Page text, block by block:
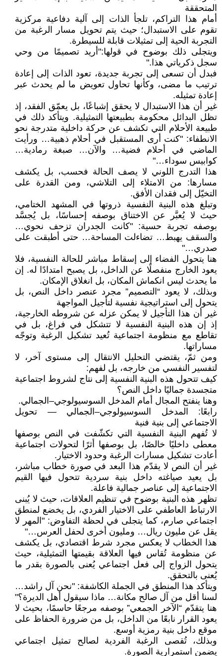
المتحققة
أمام هذا التراكم، تلجأ الذات إلى آلية دفاعية مركزية
تقوم على الاستبدال؛ حيث يتم تحويل مسار الرغبة من
التجربة الحية إلى تمثيلات قابلة للسيطرة.
ويتجلى ذلك بوضوح في قولها:"أريد تصميمًا من وحي
سجل ذكرياتي هذا."
فبدل أن تسعى إلى تجربة جديدة، تعود الذات إلى إعادة
ترتيب ما مضى، وكأنها تحاول تعويض ما لم يحدث عبر
إعادة تمثيله.
غير أن هذا الاستبدال لا يحقق إشباعًا، بل يعمّق الفقد، إذ
تظل البدائل محكومة بطبيعتها التمثيلية. ويتأكد ذلك في
طبيعة الأحلام التي تكشف عن حركة داخلية متدرجة نحو
الانطفاء: "كنت أرى المستقبل في أحلام ذهبية… ورأيت
الماضي في أحلام فضية… والآن… صبغة رمادية…
كوابيس سوداء…"
هذا التدرج اللوني لا يصف الحالة فحسب، بل يكشف
مسارها: من الامتلاء إلى التلاشي، ومن القدرة على
التخيّل إلى فقدان الأفق.
وتبلغ هذه البنية النفسية ذروتها في المشهد الختامي،
حيث لا يُعبَّر عن الاختناق بوصفه إحساسًا، بل يُجسَّد
بوصفه تجربة حسية: "كانت الجدران تزحف نحوي…
والسقف يهبط… تضاءلت المساحة… حتى أطبقت على
صدري…"
هنا يتحول الفضاء إلى إسقاط مباشر للحالة النفسية، فلا
يعود الخارج منفصلًا عن الداخل، بل يصبح امتدادًا له. إن
ما يحدث ليس انكماش المكان، بل انغلاق الإمكان.
وبذلك، لا يعود “التصميم” مجرد عنصر داخل النص، بل
يتحول إلى استراتيجية نفسية لتأجيل المواجهة
غير أن هذا التأجيل لا يمكن عزله عن شروطه الخارجية،
إذ إن هذه البنية النفسية لا تتشكل في فراغ، بل في
تقاطع مع منظومة اجتماعية تُعيد تشكيل الرغبة وتوجّه
مساراتها.
ومن ثمّ، يقتضي التحليل الانتقال إلى مستوى آخر، لا
لتفسير النفسي من خارجه، بل لفهم:
كيف تتحول هذه البنية النفسية إلى نتاج لشروط اجتماعية
متجسدة جماليًا داخل النص؟
وهنا ينفتح المجال أمام المدخل السوسيولوجي–الجمالي.
رابعًا: المدخل السوسيولوجي–الجمالي — تحويل
الاجتماعي إلى بنية فنية
لا تُفهم البنية النفسية التي تكشّفت في النص بوصفها
معطى داخليًا خالصًا، بل بوصفها أثرًا لتحولات اجتماعية
أعادت تشكيل مسارات الرغبة وحدود الاختيار.
غير أن النص لا يقدّم هذا البعد في صورة خطاب مباشر،
بل يعيد صياغته داخل بنية سردية تتحول فيها القيم
الاجتماعية إلى عناصر جمالية فاعلة.
تظهر هذه البنية بوضوح في تنظيم العلاقات، حيث لا يُبنى
الارتباط العاطفي على الاختيار الفردي، بل يخضع لمنطق
اجتماعي صارم، كما يتجلى في لحظة التفاوض: "المهر لا
يقل عن مليون ريال… ومليون أخرى لحفل العرس…"
هذا الخطاب لا يعكس مجرد شرط اقتصادي، بل يكشف
عن منظومة تُقاس فيها العلاقة بقيمتها التمثيلية، حيث
يتحول الزواج إلى فعل اجتماعي يُعنى بالصورة بقدر ما
يُعنى بالتحقق.
ويتأكد هذا المنطق في الجملة الكاشفة: "نحن آل راشد…
لسنا أقل من آل صالح مكانة… ماذا سيقول أهل الديرة؟"
هنا يتقدّم “الآخر الجمعي” بوصفه مرجعًا حاسمًا، بحيث لا
يعود القرار نابعًا من الداخل، بل من ضرورة الحفاظ على
موقع داخل بنية رمزية أوسع.
وبذلك، تُقصى الرغبة الفردية لصالح تمثيل اجتماعي
يضمن استمرارية الصورة.